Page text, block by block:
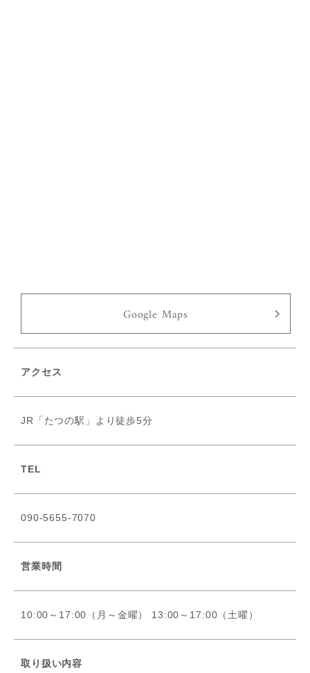
Google Maps
アクセス
JR「たつの駅」より徒歩5分
TEL
090-5655-7070
営業時間
10:00～17:00（月～金曜） 13:00～17:00（土曜）
取り扱い内容